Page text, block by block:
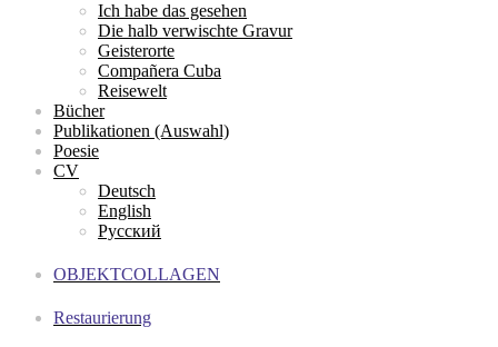
Ich habe das gesehen
Die halb verwischte Gravur
Geisterorte
Compañera Cuba
Reisewelt
Bücher
Publikationen (Auswahl)
Poesie
CV
Deutsch
English
Русский
OBJEKTCOLLAGEN
Restaurierung